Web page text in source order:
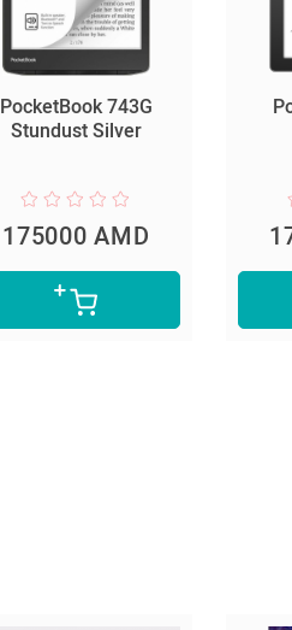
PocketBook 743G
Stundust Silver
175000 AMD